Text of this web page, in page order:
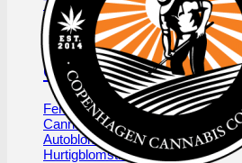
Top 10 Cannabis Sativa
Cannabis Sativa mix-pakker
Cannabis Sativa bulk frø
Cannabis Indica
Feminiseret Cannabis Indica
Cannabis Indica Hybrider
Autoblomstrende Cannabis Indica
Hurtigblomstrende Indica